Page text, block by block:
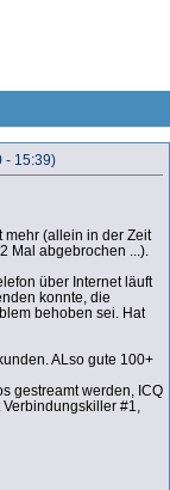
- 15:39)
mehr (allein in der Zeit
Mal abgebrochen ...).
über Internet läuft
konnte, die
behoben sei. Hat
ALso gute 100+
gestreamt werden, ICQ
#1,